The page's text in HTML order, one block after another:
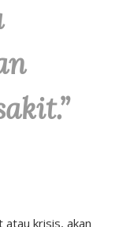
.”
krisis, akan